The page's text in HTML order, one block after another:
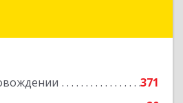
371
обл, Калининград г,